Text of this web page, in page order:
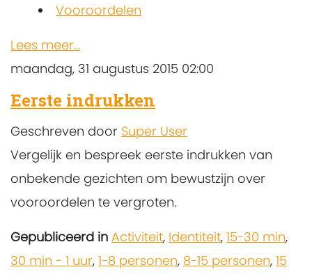
Vooroordelen
Lees meer...
maandag, 31 augustus 2015 02:00
Eerste indrukken
Geschreven door Super User
Vergelijk en bespreek eerste indrukken van
onbekende gezichten om bewustzijn over
vooroordelen te vergroten.
Gepubliceerd in Activiteit, Identiteit, 15-30 min,
30 min - 1 uur, 1-8 personen, 8-15 personen, 15